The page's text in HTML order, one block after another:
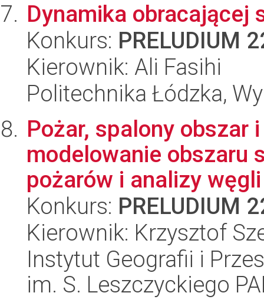
Dynamika obracającej
Konkurs: PRELUDIUM
Kierownik: Ali Fasihi
Politechnika Łódzka,
Pożar, spalony obszar
modelowanie obszaru
pożarów i analizy
Konkurs: PRELUDIUM
Kierownik: Krzysztof
Instytut Geografii i
im. S. Leszczyckiego